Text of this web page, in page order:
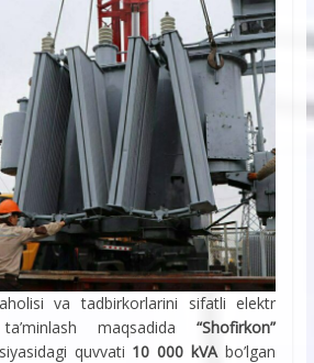
va tadbirkorlarini sifatli elektr
maqsadida “Shofirkon”
quvvati 10 000 kVA bo’lgan